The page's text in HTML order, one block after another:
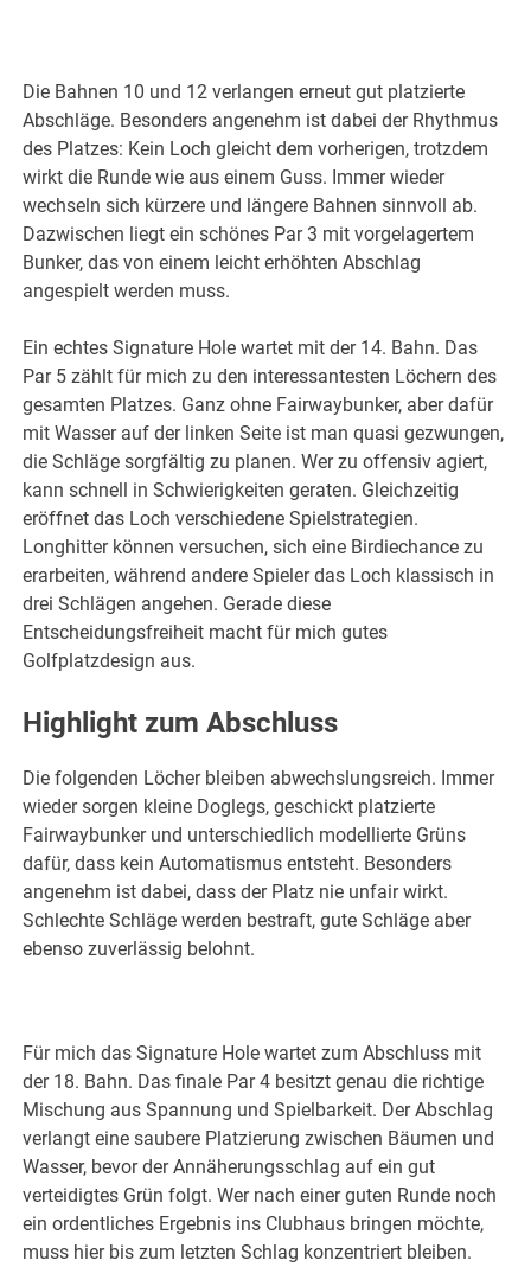
Die Bahnen 10 und 12 verlangen erneut gut platzierte
Abschläge. Besonders angenehm ist dabei der Rhythmus
des Platzes: Kein Loch gleicht dem vorherigen, trotzdem
wirkt die Runde wie aus einem Guss. Immer wieder
wechseln sich kürzere und längere Bahnen sinnvoll ab.
Dazwischen liegt ein schönes Par 3 mit vorgelagertem
Bunker, das von einem leicht erhöhten Abschlag
angespielt werden muss.
Ein echtes Signature Hole wartet mit der 14. Bahn. Das
Par 5 zählt für mich zu den interessantesten Löchern des
gesamten Platzes. Ganz ohne Fairwaybunker, aber dafür
mit Wasser auf der linken Seite ist man quasi gezwungen,
die Schläge sorgfältig zu planen. Wer zu offensiv agiert,
kann schnell in Schwierigkeiten geraten. Gleichzeitig
eröffnet das Loch verschiedene Spielstrategien.
Longhitter können versuchen, sich eine Birdiechance zu
erarbeiten, während andere Spieler das Loch klassisch in
drei Schlägen angehen. Gerade diese
Entscheidungsfreiheit macht für mich gutes
Golfplatzdesign aus.
Highlight zum Abschluss
Die folgenden Löcher bleiben abwechslungsreich. Immer
wieder sorgen kleine Doglegs, geschickt platzierte
Fairwaybunker und unterschiedlich modellierte Grüns
dafür, dass kein Automatismus entsteht. Besonders
angenehm ist dabei, dass der Platz nie unfair wirkt.
Schlechte Schläge werden bestraft, gute Schläge aber
ebenso zuverlässig belohnt.
Für mich das Signature Hole wartet zum Abschluss mit
der 18. Bahn. Das finale Par 4 besitzt genau die richtige
Mischung aus Spannung und Spielbarkeit. Der Abschlag
verlangt eine saubere Platzierung zwischen Bäumen und
Wasser, bevor der Annäherungsschlag auf ein gut
verteidigtes Grün folgt. Wer nach einer guten Runde noch
ein ordentliches Ergebnis ins Clubhaus bringen möchte,
muss hier bis zum letzten Schlag konzentriert bleiben.